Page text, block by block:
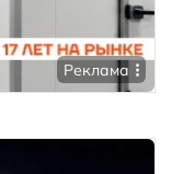
Реклама